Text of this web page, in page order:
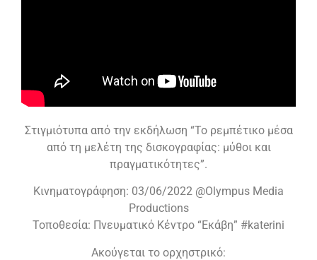
Στιγμιότυπα από την εκδήλωση “Το ρεμπέτικο μέσα
από τη μελέτη της δισκογραφίας: μύθοι και
πραγματικότητες”.
Κινηματογράφηση: 03/06/2022 @Olympus Media
Productions
Τοποθεσία: Πνευματικό Κέντρο “Εκάβη” #katerini
Ακούγεται το ορχηστρικό: